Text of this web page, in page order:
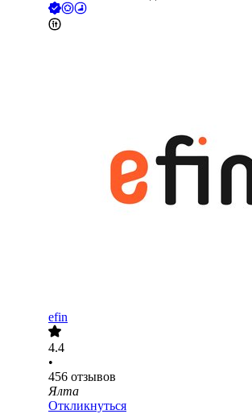
efin
4.4
•
456 отзывов
Ялта
Откликнуться